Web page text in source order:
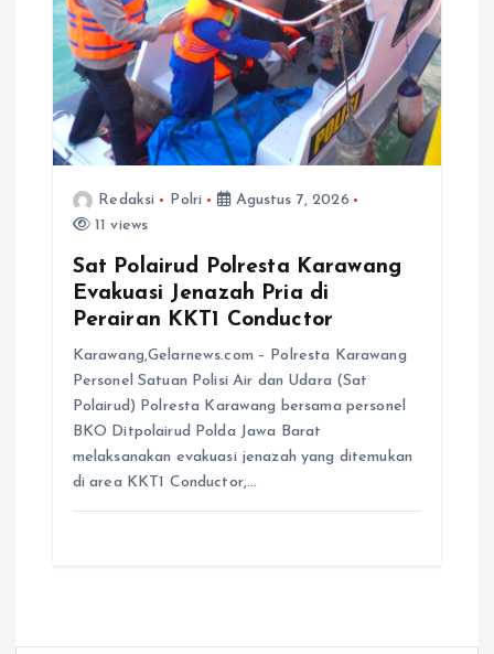
Redaksi Polri
Agustus 7, 2026
11 views
Sat Polairud Polresta Karawang
Evakuasi Jenazah Pria di
Perairan KKT1 Conductor
Karawang,Gelarnews.com – Polresta Karawang
Personel Satuan Polisi Air dan Udara (Sat
Polairud) Polresta Karawang bersama personel
BKO Ditpolairud Polda Jawa Barat
melaksanakan evakuasi jenazah yang ditemukan
di area KKT1 Conductor,…